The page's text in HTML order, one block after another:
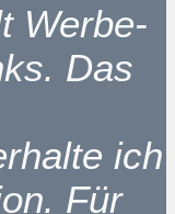
Werbe-
Das
ich
Für